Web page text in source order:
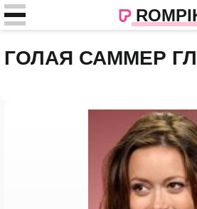
ГОЛАЯ САММЕР